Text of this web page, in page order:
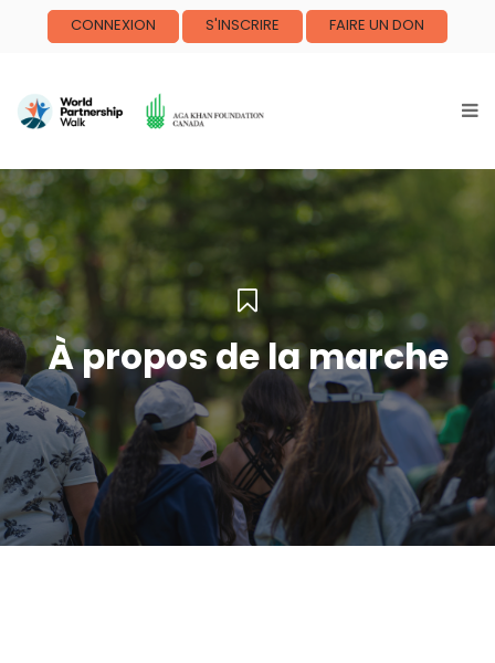
CONNEXION S'INSCRIRE FAIRE UN DON
À propos de la marche